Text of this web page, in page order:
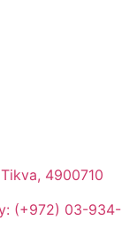
4900710
(+972) 03-934-